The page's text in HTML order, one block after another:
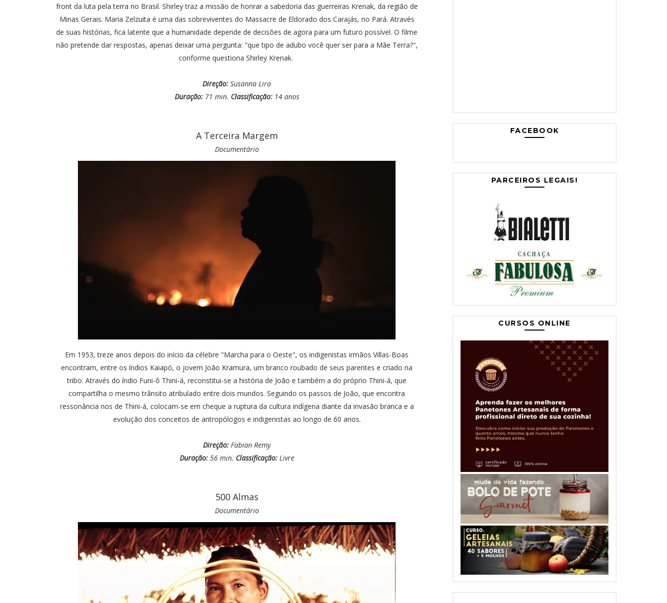
front da luta pela terra no Brasil. Shirley traz a missão de honrar a sabedoria das guerreiras Krenak, da região de
Minas Gerais. Maria Zelzuita é uma das sobreviventes do Massacre de Eldorado dos Carajás, no Pará. Através
de suas histórias, fica latente que a humanidade depende de decisões de agora para um futuro possível. O filme
não pretende dar respostas, apenas deixar uma pergunta: "que tipo de adubo você quer ser para a Mãe Terra?",
conforme questiona Shirley Krenak.
Direção: Susanna Lira
Duração:71 min. Classificação:14 anos
A Terceira Margem
Documentário
Em 1953, treze anos depois do início da célebre "Marcha para o Oeste", os indigenistas irmãos Villas-Boas
encontram, entre os índios Kaiapó, o jovem João Kramura, um branco roubado de seus parentes e criado na
tribo. Através do índio Funi-ô Thini-á, reconstitui-se a história de João e também a do próprio Thini-á, que
compartilha o mesmo trânsito atribulado entre dois mundos. Seguindo os passos de João, que encontra
ressonância nos de Thini-á, colocam-se em cheque a ruptura da cultura indígena diante da invasão branca e a
evolução dos conceitos de antropólogos e indigenistas ao longo de 60 anos.
Direção: Fabian Remy
Duração:56 min. Classificação:Livre
500 Almas
Documentário
FACEBOOK
PARCEIROS LEGAIS!
CURSOS ONLINE